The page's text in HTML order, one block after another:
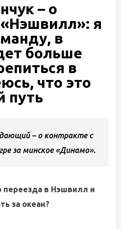
– о
я
в
больше
в
что это
путь
– о контракте с
за минское «Динамо».
переезда в Нэшвилл и
за океан?